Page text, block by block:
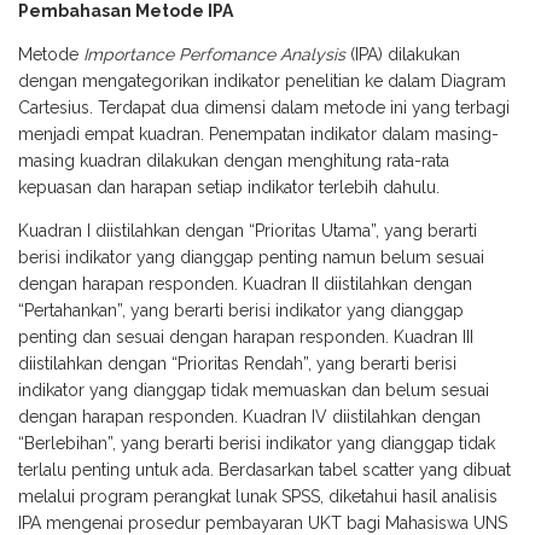
Pembahasan Metode IPA
Metode Importance Perfomance Analysis(IPA) dilakukan
dengan mengategorikan indikator penelitian ke dalam Diagram
Cartesius. Terdapat dua dimensi dalam metode ini yang terbagi
menjadi empat kuadran. Penempatan indikator dalam masing-
masing kuadran dilakukan dengan menghitung rata-rata
kepuasan dan harapan setiap indikator terlebih dahulu.
Kuadran I diistilahkan dengan “Prioritas Utama”, yang berarti
berisi indikator yang dianggap penting namun belum sesuai
dengan harapan responden. Kuadran II diistilahkan dengan
“Pertahankan”, yang berarti berisi indikator yang dianggap
penting dan sesuai dengan harapan responden. Kuadran III
diistilahkan dengan “Prioritas Rendah”, yang berarti berisi
indikator yang dianggap tidak memuaskan dan belum sesuai
dengan harapan responden. Kuadran IV diistilahkan dengan
“Berlebihan”, yang berarti berisi indikator yang dianggap tidak
terlalu penting untuk ada. Berdasarkan tabel scatter yang dibuat
melalui program perangkat lunak SPSS, diketahui hasil analisis
IPA mengenai prosedur pembayaran UKT bagi Mahasiswa UNS